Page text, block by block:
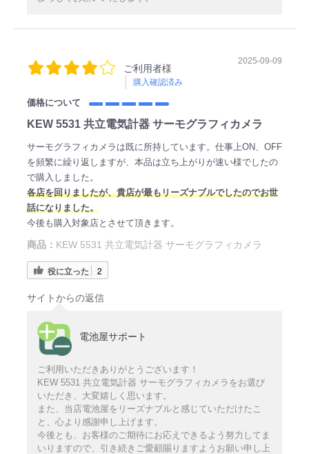
ご利用者様
購入確認済み
2025-09-09
価格について
KEW 5531 共立電気計器 サーモグラフィカメラ
サーモグラフィカメラは既に所持しています。仕事上ON、OFF
を頻繁に繰り返しますが、本品は立ち上がりが速い様でしたの
で購入しました。
各店を回りましたが、貴店が最もリーズナブルでしたのでお世
話になりました。
今後も購入対象店とさせて頂きます。
商品： KEW 5531 共立電気計器 サーモグラフィカメラ
役に立った 2
サイトからの返信
電池屋サポート
ご利用いただきありがとうございます！
KEW 5531 共立電気計器 サーモグラフィカメラをお選び
いただき、大変嬉しく思います。
また、当店電池屋をリーズナブルと感じていただけたこ
と、心より感謝申し上げます。
今後とも、お客様のご期待にお応えできるよう努力してま
いりますので、引き続きご愛顧賜りますようお願い申し上